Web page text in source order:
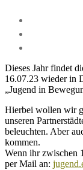
Dieses Jahr findet
16.07.23 wieder in
„Jugend in
Hierbei wollen wir
unseren
beleuchten. Aber
kommen.
Wenn ihr zwischen
per Mail an: